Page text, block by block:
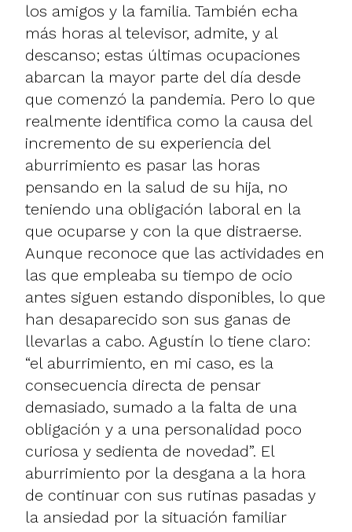
los amigos y la familia. También echa
más horas al televisor, admite, y al
descanso; estas últimas ocupaciones
abarcan la mayor parte del día desde
que comenzó la pandemia. Pero lo que
realmente identifica como la causa del
incremento de su experiencia del
aburrimiento es pasar las horas
pensando en la salud de su hija, no
teniendo una obligación laboral en la
que ocuparse y con la que distraerse.
Aunque reconoce que las actividades en
las que empleaba su tiempo de ocio
antes siguen estando disponibles, lo que
han desaparecido son sus ganas de
llevarlas a cabo. Agustín lo tiene claro:
“el aburrimiento, en mi caso, es la
consecuencia directa de pensar
demasiado, sumado a la falta de una
obligación y a una personalidad poco
curiosa y sedienta de novedad”. El
aburrimiento por la desgana a la hora
de continuar con sus rutinas pasadas y
la ansiedad por la situación familiar